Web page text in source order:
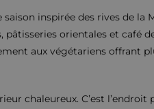
inspirée des rives de la
pâtisseries orientales et café
aux végétariens offrant
chaleureux. C’est